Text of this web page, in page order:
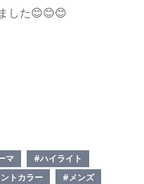
した😊😊😊
マ
#ハイライト
トカラー
#メンズ